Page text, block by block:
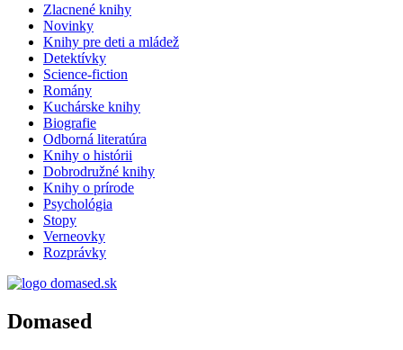
Zlacnené knihy
Novinky
Knihy pre deti a mládež
Detektívky
Science-fiction
Romány
Kuchárske knihy
Biografie
Odborná literatúra
Knihy o histórii
Dobrodružné knihy
Knihy o prírode
Psychológia
Stopy
Verneovky
Rozprávky
Domased